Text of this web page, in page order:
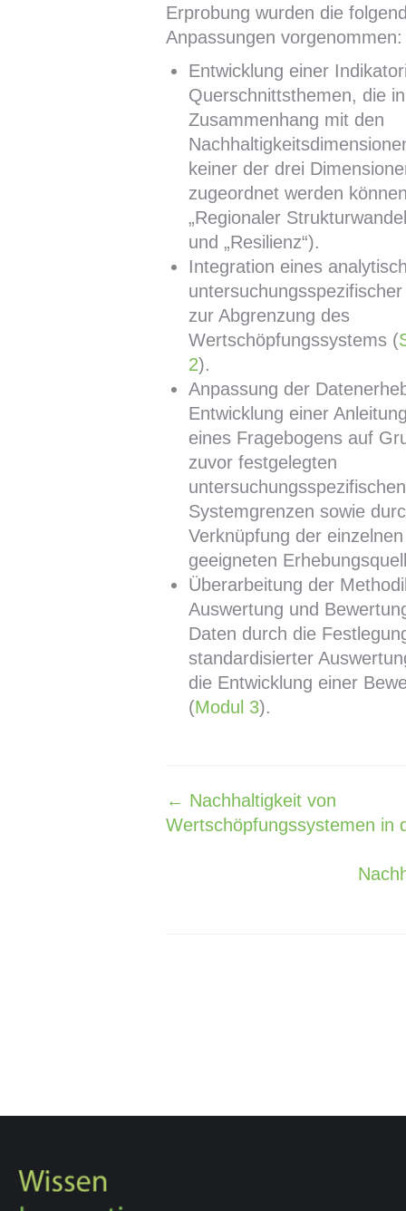
Erprobung wurden die
Anpassungen vorgenommen:
Entwicklung einer
Querschnittsthemen, die
Zusammenhang mit den
keiner der drei
zugeordnet werden
„Regionaler
und „Resilienz“).
Integration eines
zur Abgrenzung des
Wertschöpfungssystems (
2).
Anpassung der
Entwicklung einer
eines Fragebogens auf
zuvor festgelegten
untersuchungsspezifischen
Systemgrenzen sowie
Verknüpfung der
geeigneten
Überarbeitung der
Auswertung und
Daten durch die
standardisierter
die Entwicklung einer
(Modul 3).
Navigation
← Nachhaltigkeit von
Wertschöpfungssystemen in